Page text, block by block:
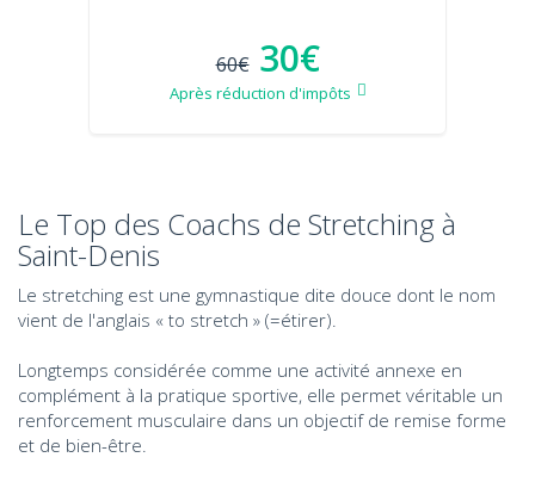
60€ 30€
Après réduction d'impôts
Le Top des Coachs de Stretching à
Saint-Denis
Le stretching est une gymnastique dite douce dont le nom
vient de l'anglais « to stretch » (=étirer).
Longtemps considérée comme une activité annexe en
complément à la pratique sportive, elle permet véritable un
renforcement musculaire dans un objectif de remise forme
et de bien-être.